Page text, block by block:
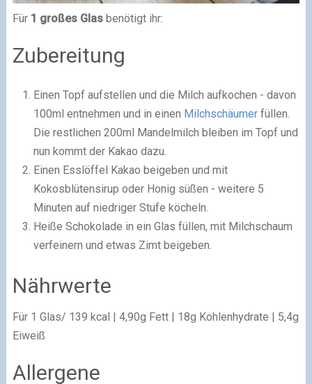
Für 1 großes Glasbenötigt ihr:
Zubereitung
Einen Topf aufstellen und die Milch aufkochen - davon
100ml entnehmen und in einen Milchschäumerfüllen.
Die restlichen 200ml Mandelmilch bleiben im Topf und
nun kommt der Kakao dazu.
Einen Esslöffel Kakao beigeben und mit
Kokosblütensirup oder Honig süßen - weitere 5
Minuten auf niedriger Stufe köcheln.
Heiße Schokolade in ein Glas füllen, mit Milchschaum
verfeinern und etwas Zimt beigeben.
Nährwerte
Für 1 Glas/ 139 kcal | 4,90g Fett | 18g Kohlenhydrate | 5,4g
Eiweiß
Allergene